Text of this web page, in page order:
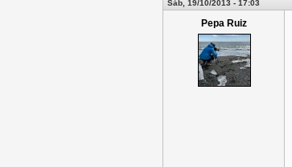
Sáb, 19/10/2013 - 17:03
Pepa Ruiz